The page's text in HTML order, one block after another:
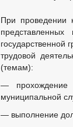
При проведении
государственной
трудовой
(темам):
— прохождение
муниципальной
— выполнение